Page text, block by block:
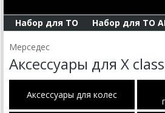
Набор для ТО Набор для ТО
Мерседес
Аксессуары для X
Аксессуары для колес